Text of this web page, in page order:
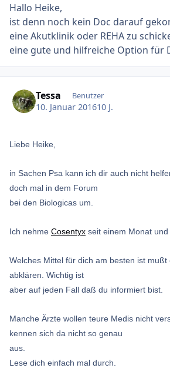
Hallo Heike,
ist denn noch kein Doc darauf
eine Akutklinik oder REHA zu
eine gute und hilfreiche Option für
Tessa Benutzer
10. Januar 201610 J.
Liebe Heike,
in Sachen Psa kann ich dir auch nicht
doch mal in dem Forum
bei den Biologicas um.
Ich nehme Cosentyx seit einem Monat und
Welches Mittel für dich am besten ist mußt
abklären. Wichtig ist
aber auf jeden Fall daß du informiert bist.
Manche Ärzte wollen teure Medis nicht
kennen sich da nicht so genau
aus.
Lese dich einfach mal durch.